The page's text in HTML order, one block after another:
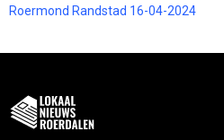
Roermond Randstad 16-04-2024